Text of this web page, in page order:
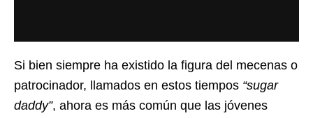
Si bien siempre ha existido la figura del mecenas o
patrocinador, llamados en estos tiempos “sugar
daddy”, ahora es más común que las jóvenes